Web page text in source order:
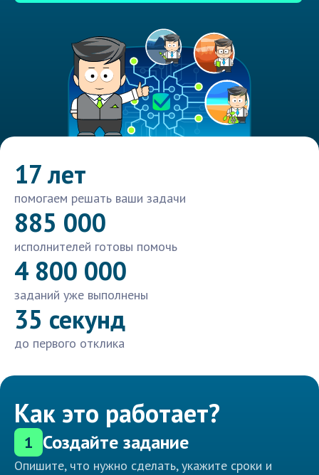
17 лет
помогаем решать ваши задачи
885 000
исполнителей готовы помочь
4 800 000
заданий уже выполнены
35 секунд
до первого отклика
Как это работает?
1 Создайте задание
Опишите, что нужно сделать, укажите сроки и